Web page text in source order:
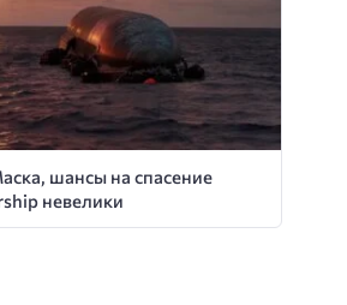
шансы на спасение
невелики